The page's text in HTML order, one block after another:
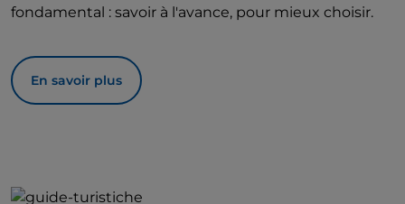
fondamental : savoir à l'avance, pour mieux choisir.
En savoir plus